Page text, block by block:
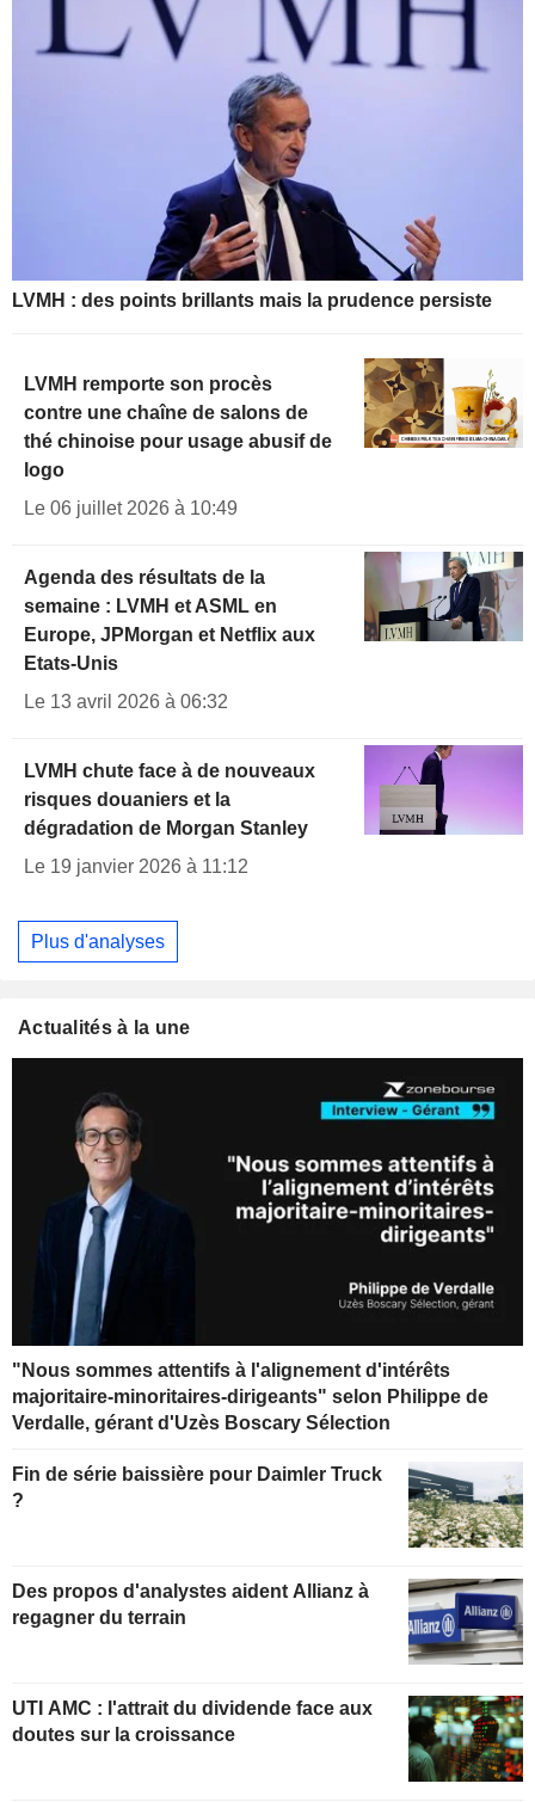
LVMH : des points brillants mais la prudence persiste
LVMH remporte son procès
contre une chaîne de salons de
thé chinoise pour usage abusif de
logo
Le 06 juillet 2026 à 10:49
Agenda des résultats de la
semaine : LVMH et ASML en
Europe, JPMorgan et Netflix aux
Etats-Unis
Le 13 avril 2026 à 06:32
LVMH chute face à de nouveaux
risques douaniers et la
dégradation de Morgan Stanley
Le 19 janvier 2026 à 11:12
Plus d'analyses
Actualités à la une
"Nous sommes attentifs à l'alignement d'intérêts
majoritaire-minoritaires-dirigeants" selon Philippe de
Verdalle, gérant d'Uzès Boscary Sélection
Fin de série baissière pour Daimler Truck
?
Des propos d'analystes aident Allianz à
regagner du terrain
UTI AMC : l'attrait du dividende face aux
doutes sur la croissance